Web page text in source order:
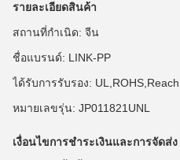
รายละเอียดสินค้า
สถานที่กำเนิด: จีน
ชื่อแบรนด์: LINK-PP
ได้รับการรับรอง:
หมายเลขรุ่น: JP011821UNL
เงื่อนไขการชำระเงินและการจัดส่ง